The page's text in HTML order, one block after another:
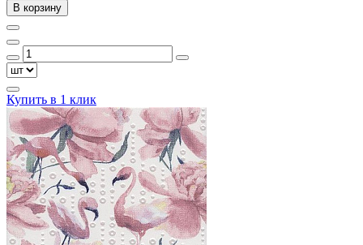
В корзину
Купить в 1 клик